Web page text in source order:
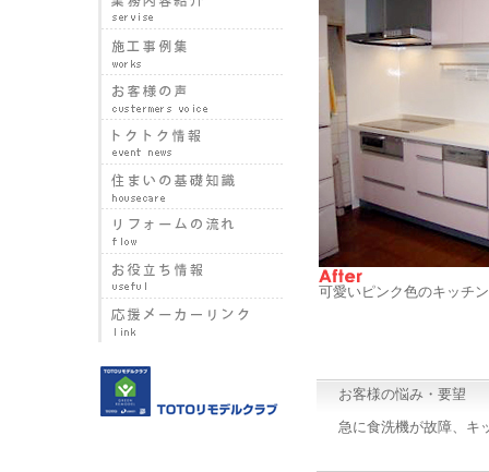
可愛いピンク色のキッチ
お客様の悩み・要望
急に食洗機が故障、キ